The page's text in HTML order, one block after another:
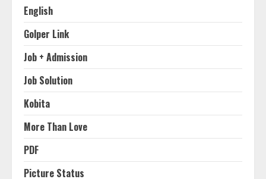
English
Golper Link
Job + Admission
Job Solution
Kobita
More Than Love
PDF
Picture Status